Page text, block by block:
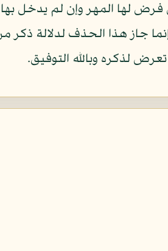
فرض لها المهر وإن لم
جاز هذا الحذف لدلالة ذكر
لذكره وبالله التوفيق.